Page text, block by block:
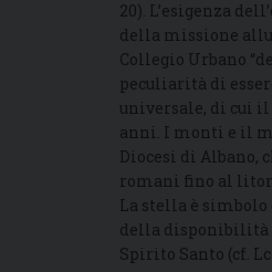
20). L’esigenza
della missione
Collegio Urbano
peculiarità di
universale, di cui il
anni. I monti e il
Diocesi di Albano,
romani fino al
La stella è
della disponibilità
Spirito Santo (cf.